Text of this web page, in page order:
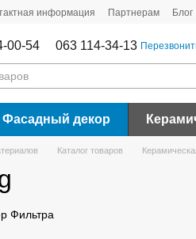
информация Партнерам Блог
00-54 063 114-34-13
Фасадный декор
Каталог товаров